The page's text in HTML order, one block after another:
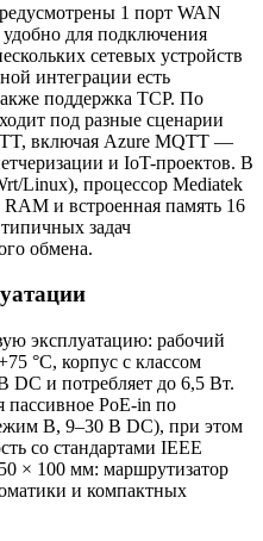
1 порт WAN
для подключения
сетевых устройств
интеграции есть
поддержка TCP. По
под разные сценарии
включая Azure MQTT —
и IoT-проектов. В
Linux), процессор Mediatek
и встроенная память 16
задач
обмена.
эксплуатацию: рабочий
°C, корпус с классом
DC и потребляет до 6,5 Вт.
пассивное PoE-in по
B, 9–30 В DC), при этом
со стандартами IEEE
× 100 мм: маршрутизатор
и компактных